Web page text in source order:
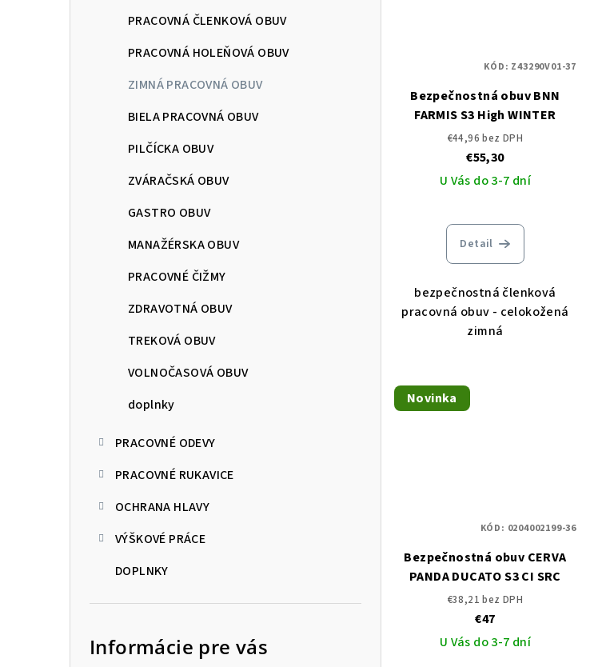
PRACOVNÁ ČLENKOVÁ OBUV
PRACOVNÁ HOLEŇOVÁ OBUV
ZIMNÁ PRACOVNÁ OBUV
BIELA PRACOVNÁ OBUV
PILČÍCKA OBUV
ZVÁRAČSKÁ OBUV
GASTRO OBUV
MANAŽÉRSKA OBUV
PRACOVNÉ ČIŽMY
ZDRAVOTNÁ OBUV
TREKOVÁ OBUV
VOLNOČASOVÁ OBUV
doplnky
PRACOVNÉ ODEVY
PRACOVNÉ RUKAVICE
OCHRANA HLAVY
VÝŠKOVÉ PRÁCE
DOPLNKY
Informácie pre vás
Bezpečnostná obuv BNN
FARMIS S3 High WINTER
€44,96 bez DPH
€55,30
U Vás do 3-7 dní
Detail
bezpečnostná členková
pracovná obuv - celokožená
zimná
KÓD: Z43290V01-37
Novinka
Bezpečnostná obuv CERVA
PANDA DUCATO S3 CI SRC
€38,21 bez DPH
€47
U Vás do 3-7 dní
KÓD: 0204002199-36